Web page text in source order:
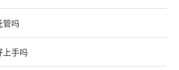
管吗
上手吗